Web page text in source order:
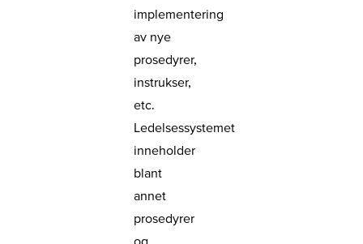
implementering
av nye
prosedyrer,
instrukser,
etc.
Ledelsessystemet
inneholder
blant
annet
prosedyrer
og